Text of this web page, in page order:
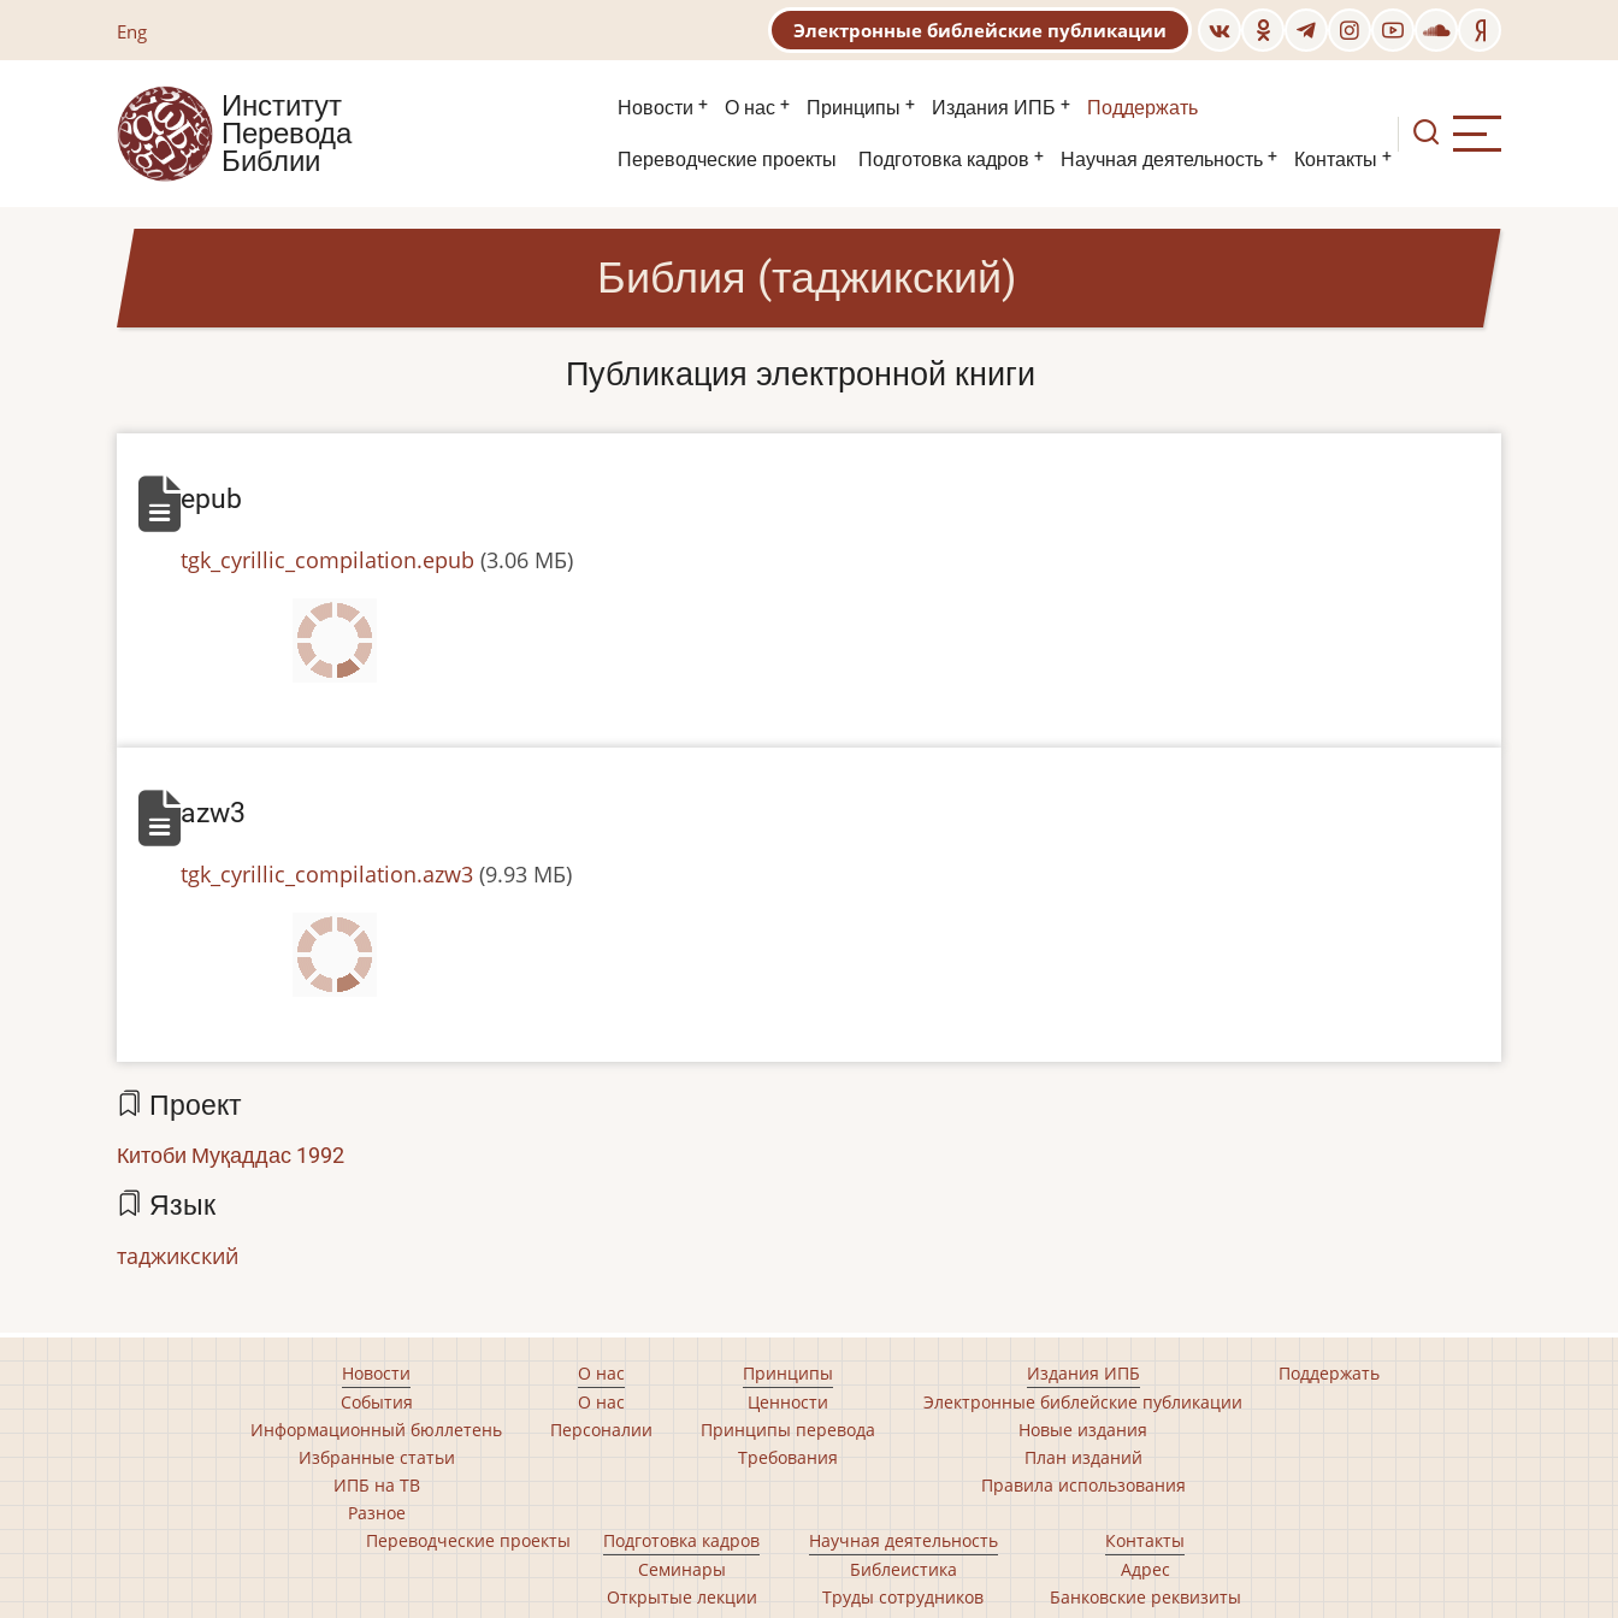
содержанию
Eng Электронные библейские публикации
Институт
Перевода
Библии
Основная
навигация
Новости О нас Принципы Издания ИПБ Поддержать
Второе
Переводческие проекты Подготовка кадров Научная деятельность Контакты
Библия (таджикский)
Публикация электронной книги
epub
File
tgk_cyrillic_compilation.epub (3.06 МБ)
azw3
File
tgk_cyrillic_compilation.azw3 (9.93 МБ)
Проект
Китоби Муқаддас 1992
Язык
таджикский
Новости
События
Информационный бюллетень
Избранные статьи
ИПБ на ТВ
Разное
О нас
О нас
Персоналии
Принципы
Ценности
Принципы перевода
Требования
Издания ИПБ
Электронные библейские публикации
Новые издания
План изданий
Правила использования
Поддержать
Переводческие проекты
Подготовка кадров
Семинары
Открытые лекции
Научная деятельность
Библеистика
Труды сотрудников
Контакты
Адрес
Банковские реквизиты